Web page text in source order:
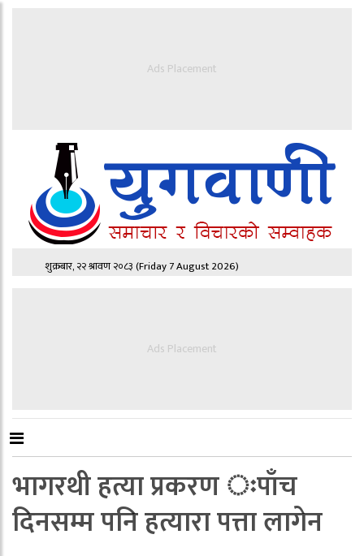
Ads Placement
शुक्रबार, २२ श्रावण २०८३(Friday 7 August 2026)
Ads Placement
भागरथी हत्या प्रकरण ःपाँच
दिनसम्म पनि हत्यारा पत्ता लागेन